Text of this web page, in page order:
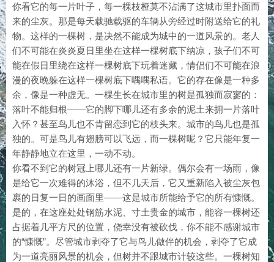
你看它的每一片叶子，每一棵枝桠莫不沾满了这城市里扑面而
来的尘灰。那是每天载驰载驱的车辆从旁经过时附送给它的礼
物。这样的一棵树，是决然不能成为城中的一道风景的。老人
们不可能在炎炎夏日里坐在这样一棵树底下纳凉，孩子们不可
能在假日里绕在这样一棵树底下玩着迷藏，情侣们不可能在浪
漫的夜晚躲在这样一棵树底下喁喁私语。它的存在像是一种多
余，像是一种虚无。一棵生长在城市里的树是孤独而寂寥的：
落叶不能归根——它的脚下哪儿还有多余的泥土来拥一片落叶
入怀？甚至鸟儿也不肯留恋到它的枝头来。城市的鸟儿也是孤
独的。可是鸟儿有翅膀可以飞远，而一棵树呢？它只能年复一
年静静地立在这里，一动不动。
你看不到它的树冠上哪儿还有一片新绿。偶尔会有一场雨，像
是给它一次难得的沐浴，但不几天后，它又重新陷入被尘灰包
裹的日复一日的画面里——这是城市所能给予它的所有慷慨。
是的，在这座处处钢筋水泥、寸土贵金的城市，能容一棵树还
占据着几平方尺的位置，侥幸没有被砍伐，你不能不感谢城市
的“慷慨”。尽管城市剥夺了它与鸟儿做伴的机会，剥夺了它成
为一道亮丽风景的机会，但树并不跟城市计较这些。一棵树知